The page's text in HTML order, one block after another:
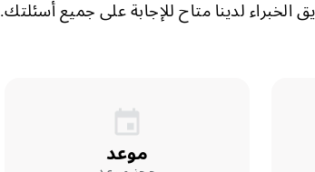
الخبراء لدينا متاح للإجابة على جميع أسئلتك.
موعد